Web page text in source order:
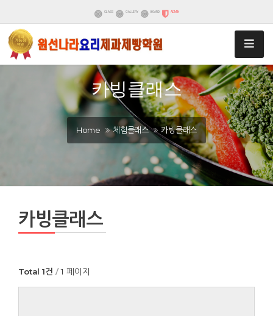
CLASS GALLERY BOARD ADMIN
카빙클래스
Home 체험클래스 카빙클래스
카빙클래스
Total 1건 1 페이지